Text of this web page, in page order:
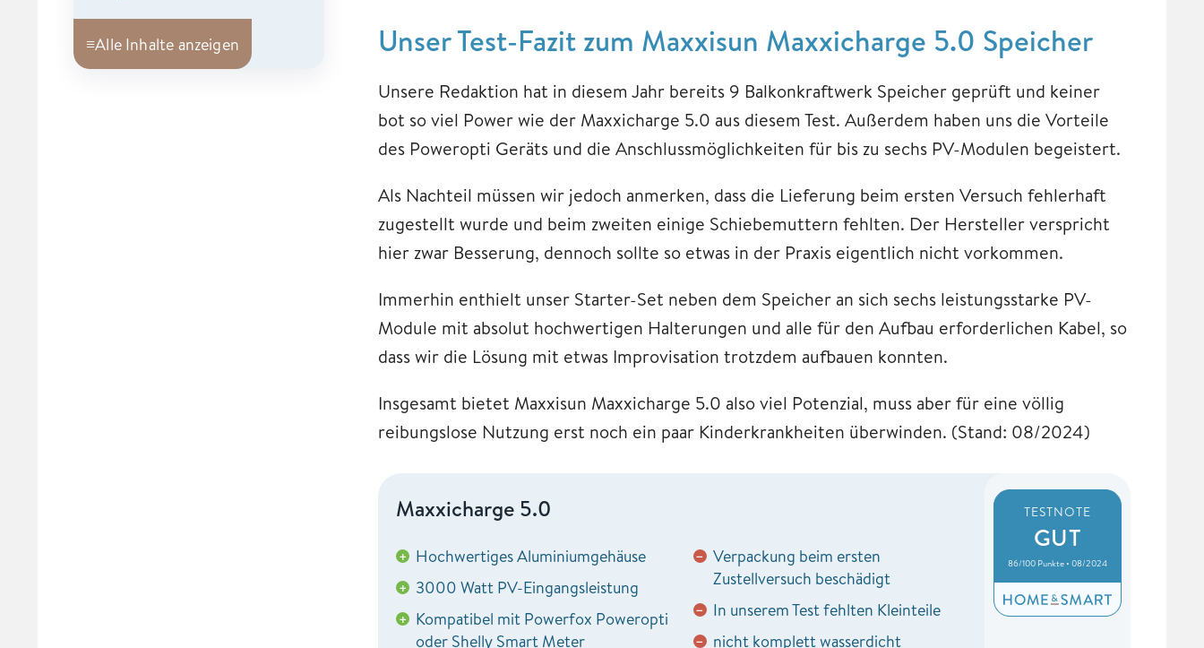
≡Alle Inhalte anzeigen Unser Test-Fazit zum Maxxisun Maxxicharge 5.0 Speicher
Unsere Redaktion hat in diesem Jahr bereits 9 Balkonkraftwerk Speicher geprüft und keiner
bot so viel Power wie der Maxxicharge 5.0 aus diesem Test. Außerdem haben uns die Vorteile
des Poweropti Geräts und die Anschlussmöglichkeiten für bis zu sechs PV-Modulen begeistert.
Als Nachteil müssen wir jedoch anmerken, dass die Lieferung beim ersten Versuch fehlerhaft
zugestellt wurde und beim zweiten einige Schiebemuttern fehlten. Der Hersteller verspricht
hier zwar Besserung, dennoch sollte so etwas in der Praxis eigentlich nicht vorkommen.
Immerhin enthielt unser Starter-Set neben dem Speicher an sich sechs leistungsstarke PV-
Module mit absolut hochwertigen Halterungen und alle für den Aufbau erforderlichen Kabel, so
dass wir die Lösung mit etwas Improvisation trotzdem aufbauen konnten.
Insgesamt bietet Maxxisun Maxxicharge 5.0 also viel Potenzial, muss aber für eine völlig
reibungslose Nutzung erst noch ein paar Kinderkrankheiten überwinden. (Stand: 08/2024)
Maxxicharge 5.0
+ Hochwertiges Aluminiumgehäuse
+ 3000 Watt PV-Eingangsleistung
+ Kompatibel mit Powerfox Poweropti
oder Shelly Smart Meter
− Verpackung beim ersten
Zustellversuch beschädigt
− In unserem Test fehlten Kleinteile
− nicht komplett wasserdicht
TESTNOTE
GUT
86/100 Punkte • 08/2024